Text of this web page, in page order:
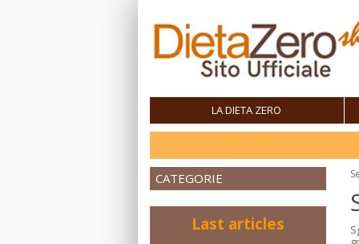
LA DIETA ZERO
CATEGORIE
Last articles